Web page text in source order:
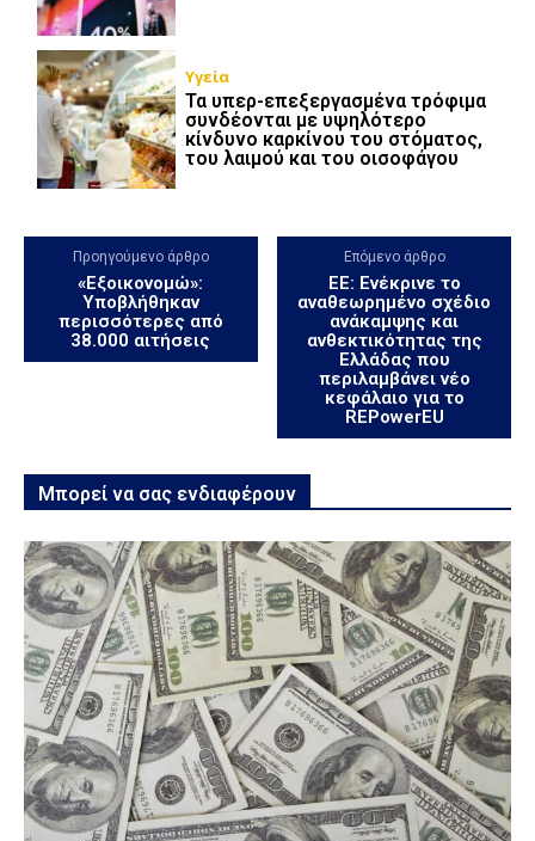
Υγεία
Τα υπερ-επεξεργασμένα τρόφιμα
συνδέονται με υψηλότερο
κίνδυνο καρκίνου του στόματος,
του λαιμού και του οισοφάγου
Προηγούμενο άρθρο
«Εξοικονομώ»:
Υποβλήθηκαν
περισσότερες από
38.000 αιτήσεις
Επόμενο άρθρο
ΕΕ: Ενέκρινε το
αναθεωρημένο σχέδιο
ανάκαμψης και
ανθεκτικότητας της
Ελλάδας που
περιλαμβάνει νέο
κεφάλαιο για το
REPowerEU
Μπορεί να σας ενδιαφέρουν